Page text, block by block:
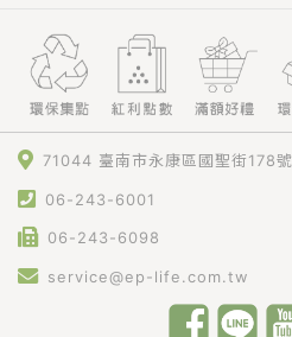
71044 臺南市永康區國聖街178號
06-243-6001
06-243-6098
service@ep-life.com.tw